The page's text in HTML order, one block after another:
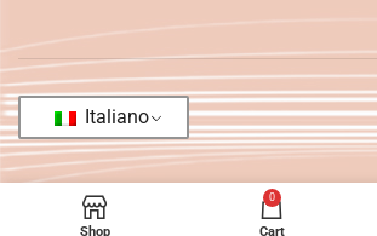
Italiano
Shop
0
Cart